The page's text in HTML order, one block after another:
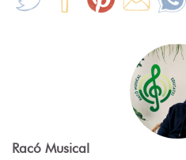
Racó Musical